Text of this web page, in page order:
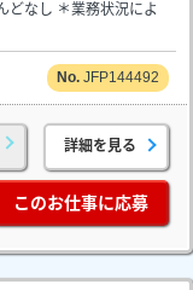
なし ＊業務状況によ
JFP144492
詳細を見る
このお仕事に応募